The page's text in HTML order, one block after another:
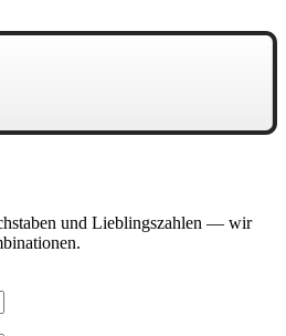
und Lieblingszahlen — wir